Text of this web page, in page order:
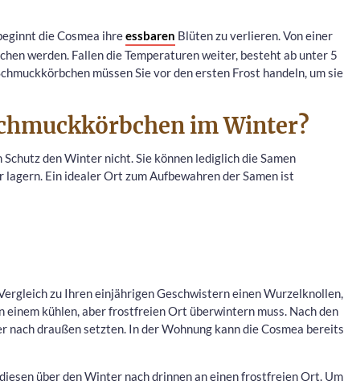
die Cosmea ihreessbaren Blüten zu verlieren. Von einer
werden. Fallen die Temperaturen weiter, besteht ab unter 5
müssen Sie vor den ersten Frost handeln, um sie
im Winter?
den Winter nicht. Sie können lediglich die Samen
lagern. Ein idealer Ort zum Aufbewahren der Samen ist
zu Ihren einjährigen Geschwistern einen Wurzelknollen,
einem kühlen, aber frostfreien Ort überwintern muss. Nach den
nach draußen setzten. In der Wohnung kann die Cosmea bereits
über den Winter nach drinnen an einen frostfreien Ort. Um